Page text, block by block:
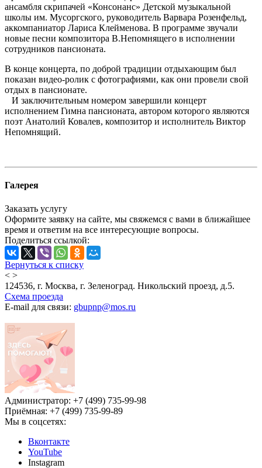
ансамбля скрипачей «Консонанс» Детской музыкальной
школы им. Мусоргского, руководитель Варвара Розенфельд,
аккомпаниатор Лариса Клейменова. В программе звучали
новые песни композитора В.Непомнящего в исполнении
сотрудников пансионата.
В конце концерта, по доброй традиции отдыхающим был
показан видео-ролик с фотографиями, как они провели свой
отдых в пансионате.
И заключительным номером завершили концерт
исполнением Гимна пансионата, автором которого являются
поэт Анатолий Ковалев, композитор и исполнитель Виктор
Непомнящий.
Галерея
Заказать услугу
Оформите заявку на сайте, мы свяжемся с вами в ближайшее
время и ответим на все интересующие вопросы.
Поделиться ссылкой:
Вернуться к списку
< >
124536, г. Москва, г. Зеленоград. Никольский проезд, д.5.
Схема проезда
E-mail для связи: gbupnp@mos.ru
Администратор: +7 (499) 735-99-98
Приёмная: +7 (499) 735-99-89
Мы в соцсетях:
Вконтакте
YouTube
Instagram